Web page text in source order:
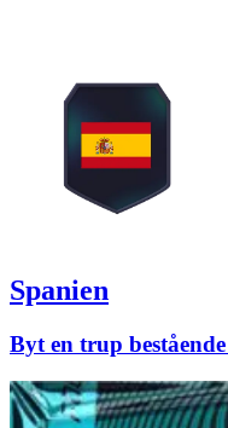
Spanien
Byt en trup